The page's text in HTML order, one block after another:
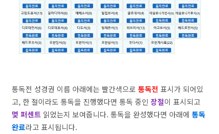
통독전 성경권 이름 아래에는 빨간색으로 통독전 표시가 되어있
고, 한 절이라도 통독을 진행했다면 통독 중인 장절이 표시되고
몇 퍼센트 읽었는지 보여줍니다. 통독을 완성했다면 아래에 통독
완료라고 표시됩니다.